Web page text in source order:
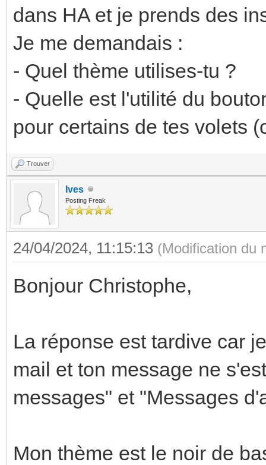
dans HA et je prends des
Je me demandais :
- Quel thème utilises-tu ?
- Quelle est l'utilité du
pour certains de tes volets
Trouver
Ives
Posting Freak
24/04/2024, 11:15:13 (Modification du
Bonjour Christophe,
La réponse est tardive car
mail et ton message ne
messages" et "Messages
Mon thème est le noir de